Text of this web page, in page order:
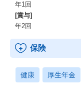
年1回
[賞与]
年2回
保険
健康 厚生年金